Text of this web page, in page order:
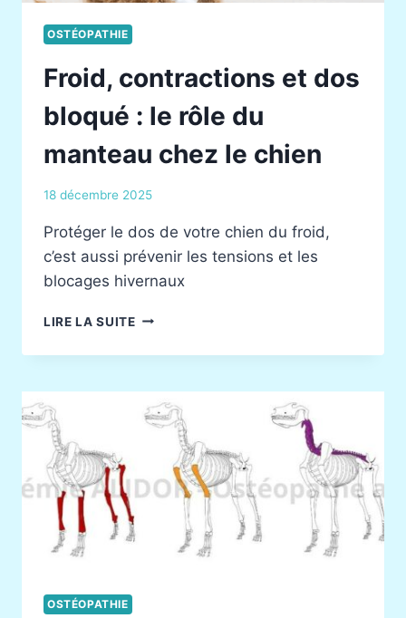
OSTÉOPATHIE
Froid, contractions et dos
bloqué : le rôle du
manteau chez le chien
18 décembre 2025
Protéger le dos de votre chien du froid,
c’est aussi prévenir les tensions et les
blocages hivernaux
LIRE LA SUITE FROID,
ET
BLOQUÉ
MANTEAU
OSTÉOPATHIE